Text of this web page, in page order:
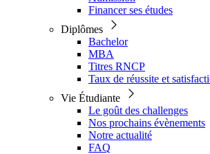
Financer ses études
Diplômes
Bachelor
MBA
Titres RNCP
Taux de réussite et
Vie Étudiante
Le goût des challenges
Nos prochains évènements
Notre actualité
FAQ